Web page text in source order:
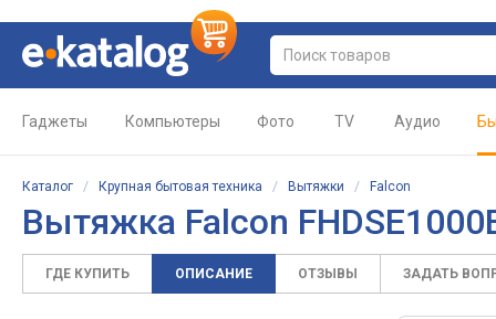
Гаджеты Компьютеры Фото TV Аудио
Каталог / Крупная бытовая техника / Вытяжки / Falcon
Вытяжка Falcon
ГДЕ КУПИТЬ ОПИСАНИЕ ОТЗЫВЫ ЗАДАТЬ